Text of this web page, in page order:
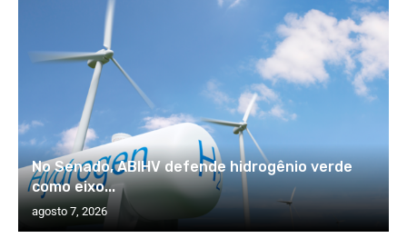
No Senado, ABIHV defende hidrogênio verde
como eixo...
agosto 7, 2026